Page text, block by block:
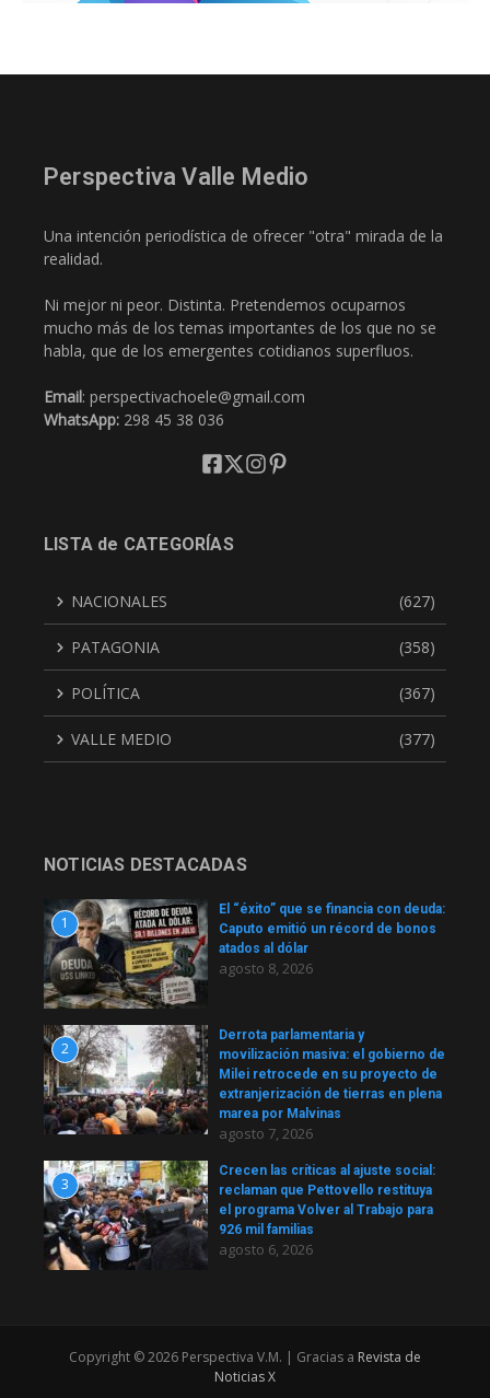
Perspectiva Valle Medio
Una intención periodística de ofrecer "otra" mirada de la
realidad.
Ni mejor ni peor. Distinta. Pretendemos ocuparnos
mucho más de los temas importantes de los que no se
habla, que de los emergentes cotidianos superfluos.
Email: perspectivachoele@gmail.com
WhatsApp: 298 45 38 036
LISTA de CATEGORÍAS
NACIONALES (627)
PATAGONIA (358)
POLÍTICA (367)
VALLE MEDIO (377)
NOTICIAS DESTACADAS
1
El “éxito” que se financia con deuda:
Caputo emitió un récord de bonos
atados al dólar
agosto 8, 2026
2
Derrota parlamentaria y
movilización masiva: el gobierno de
Milei retrocede en su proyecto de
extranjerización de tierras en plena
marea por Malvinas
agosto 7, 2026
3
Crecen las críticas al ajuste social:
reclaman que Pettovello restituya
el programa Volver al Trabajo para
926 mil familias
agosto 6, 2026
Copyright © 2026 Perspectiva V.M. | Gracias a Revista de
Noticias X